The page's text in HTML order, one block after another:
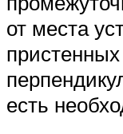
от места
есть